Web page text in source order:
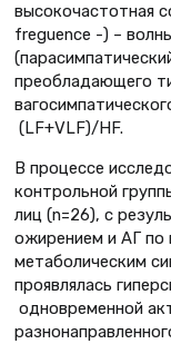
высокочастотная
freguence -) –
преобладающего
(LF+VLF)/HF.
В процессе
контрольной
лиц (n=26), с
ожирением и АГ по
метаболическим
проявлялась
одновременной